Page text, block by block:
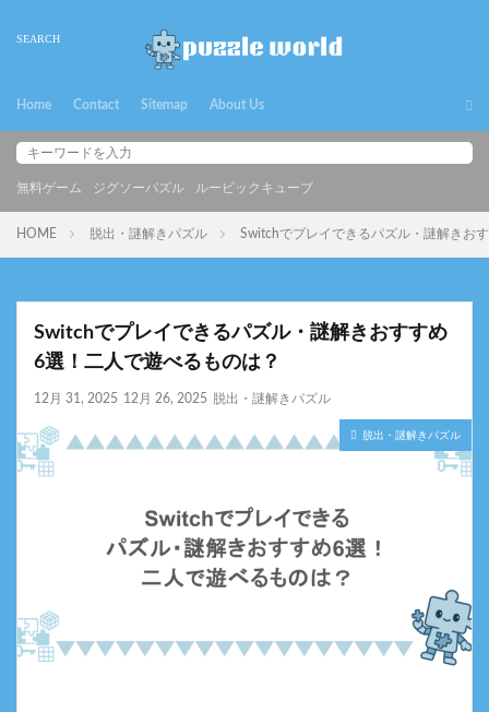
Home Contact Sitemap About Us
無料ゲーム ジグソーパズル ルービックキューブ
HOME 脱出・謎解きパズル Switchでプレイできるパズル・謎解きお
Switchでプレイできるパズル・謎解きおすすめ
6選！二人で遊べるものは？
12月 31, 2025 12月 26, 2025 脱出・謎解きパズル
脱出・謎解きパズル